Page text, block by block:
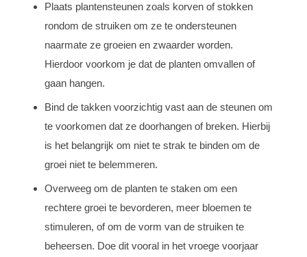
Plaats plantensteunen zoals korven of stokken
rondom de struiken om ze te ondersteunen
naarmate ze groeien en zwaarder worden.
Hierdoor voorkom je dat de planten omvallen of
gaan hangen.
Bind de takken voorzichtig vast aan de steunen om
te voorkomen dat ze doorhangen of breken. Hierbij
is het belangrijk om niet te strak te binden om de
groei niet te belemmeren.
Overweeg om de planten te staken om een
rechtere groei te bevorderen, meer bloemen te
stimuleren, of om de vorm van de struiken te
beheersen. Doe dit vooral in het vroege voorjaar